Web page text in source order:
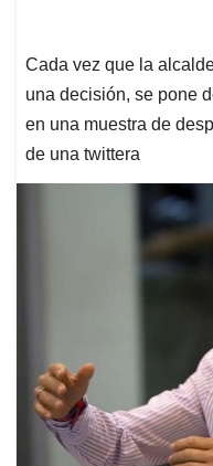
Cada vez que la
una decisión, se pone
en una muestra de
de una twittera